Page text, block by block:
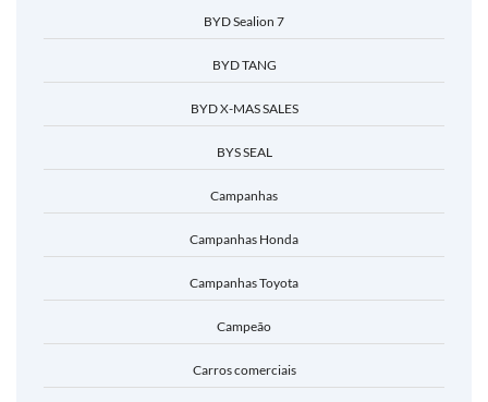
BYD Sealion 7
BYD TANG
BYD X-MAS SALES
BYS SEAL
Campanhas
Campanhas Honda
Campanhas Toyota
Campeão
Carros comerciais